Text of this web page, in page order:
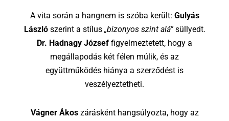
A vita során a hangnem is szóba került: Gulyás
Lászlószerint a stílus „bizonyos szint alá”süllyedt.
Dr. Hadnagy József figyelmeztetett, hogy a
megállapodás két félen múlik, és az
együttműködés hiánya a szerződést is
veszélyeztetheti.
Vágner Ákoszárásként hangsúlyozta, hogy az